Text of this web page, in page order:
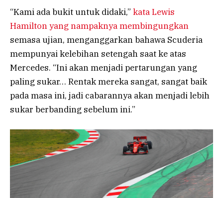
“Kami ada bukit untuk didaki,” kata Lewis
Hamilton yang nampaknya membingungkan
semasa ujian, menganggarkan bahawa Scuderia
mempunyai kelebihan setengah saat ke atas
Mercedes. “Ini akan menjadi pertarungan yang
paling sukar… Rentak mereka sangat, sangat baik
pada masa ini, jadi cabarannya akan menjadi lebih
sukar berbanding sebelum ini.”